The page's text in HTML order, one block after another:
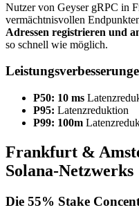
Nutzer von Geyser gRPC in
vermächtnisvollen
Adressen registrieren und
so schnell wie möglich.
P50: 10 ms
P95: Latenzreduktion
P99: 100m
Frankfurt &
Solana-Netzwerks
Die 55% Stake